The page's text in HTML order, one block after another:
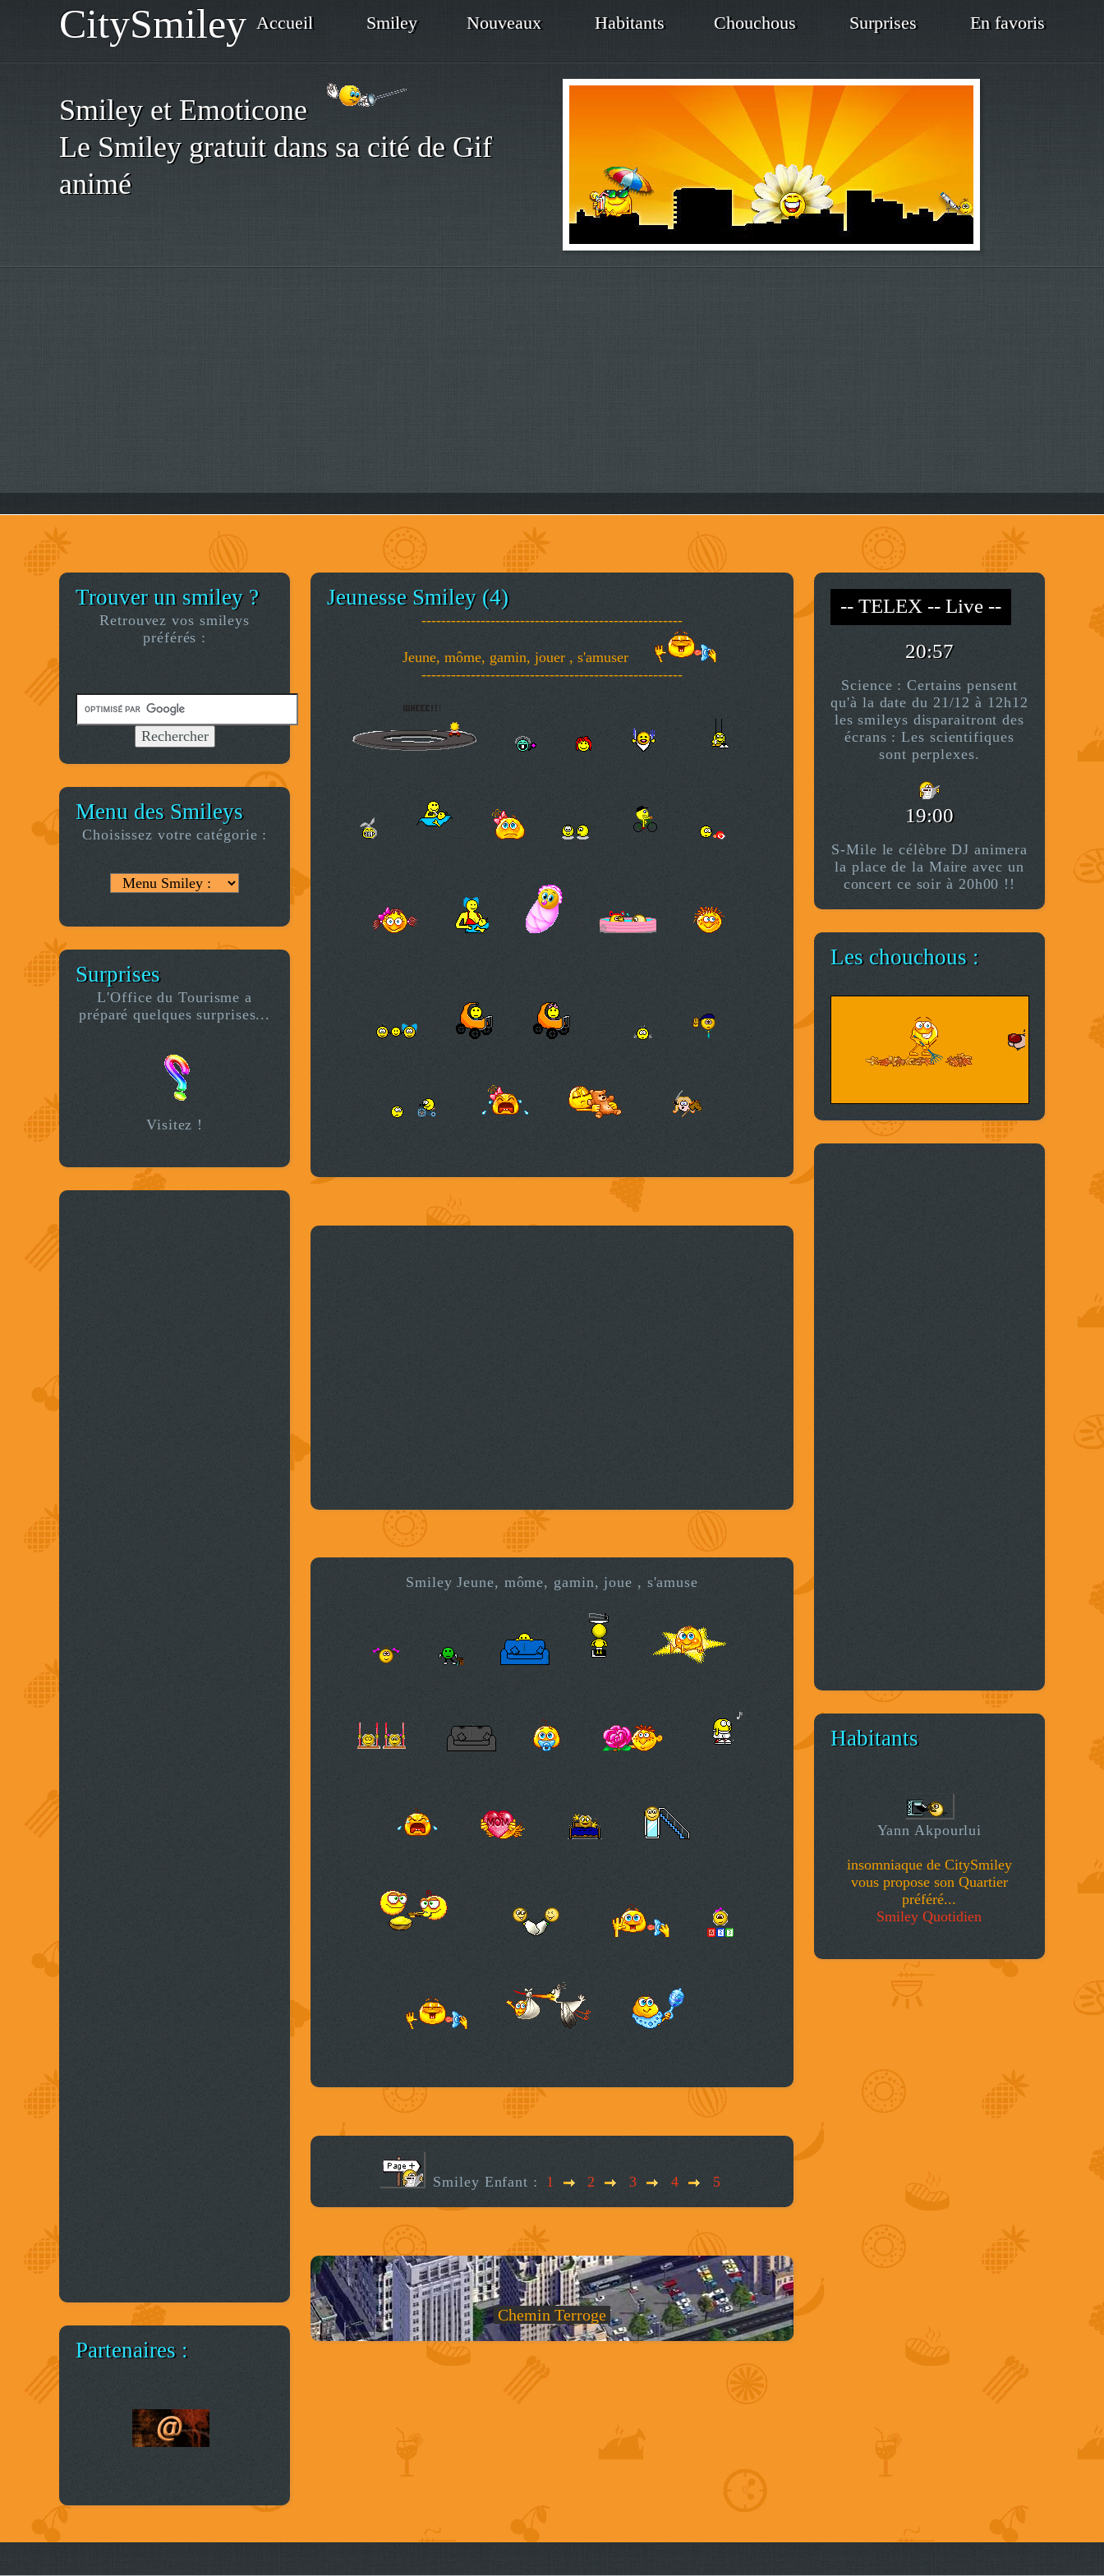
CitySmiley Accueil Smiley Nouveaux Habitants Chouchous Surprises En favoris
Smiley et Emoticone
Le Smiley gratuit dans sa cité de Gif
animé
Trouver un smiley ?
Retrouvez vos smileys
préférés :
Menu des Smileys
Choisissez votre catégorie :
Surprises
L'Office du Tourisme a
préparé quelques surprises...
Visitez !
Partenaires :
Jeunesse Smiley (4)
-----------------------------------------------------
Jeune, môme, gamin, jouer , s'amuser
-----------------------------------------------------
Smiley Jeune, môme, gamin, joue , s'amuse
Smiley Enfant : 1 2 3 4 5
Chemin Terroge
-- TELEX -- Live --
-- *)^^(* --
20:57
Science : Certains pensent
qu'à la date du 21/12 à 12h12
les smileys disparaitront des
écrans : Les scientifiques
sont perplexes.
19:00
S-Mile le célèbre DJ animera
la place de la Maire avec un
concert ce soir à 20h00 !!
Les chouchous :
Habitants
Yann Akpourlui
insomniaque de CitySmiley
vous propose son Quartier
préféré...
Smiley Quotidien